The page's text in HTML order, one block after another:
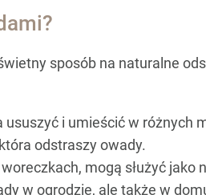
sposób na naturalne
i umieścić w różnych
odstraszy owady.
mogą służyć
w ogrodzie, ale także w